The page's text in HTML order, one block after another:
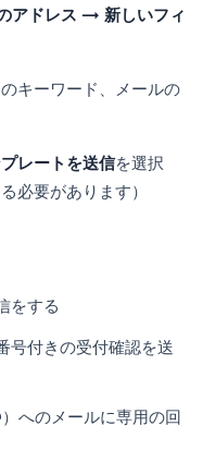
アドレス → 新しいフィ
キーワード、メールの
レートを送信を選択
必要があります）
をする
号付きの受付確認を送
へのメールに専用の回